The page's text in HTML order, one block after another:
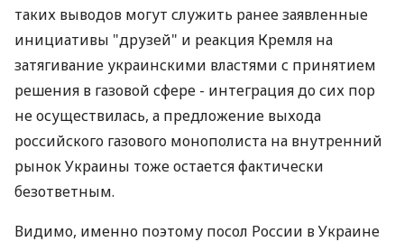
таких выводов могут служить ранее заявленные
инициативы "друзей" и реакция Кремля на
затягивание украинскими властями с принятием
решения в газовой сфере - интеграция до сих пор
не осуществилась, а предложение выхода
российского газового монополиста на внутренний
рынок Украины тоже остается фактически
безответным.
Видимо, именно поэтому посол России в Украине